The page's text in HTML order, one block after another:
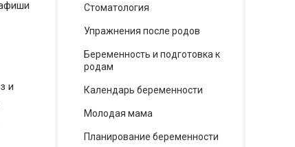
и
Стоматология
Упражнения после родов
Беременность и подготовка к
родам
Календарь беременности
Молодая мама
Планирование беременности